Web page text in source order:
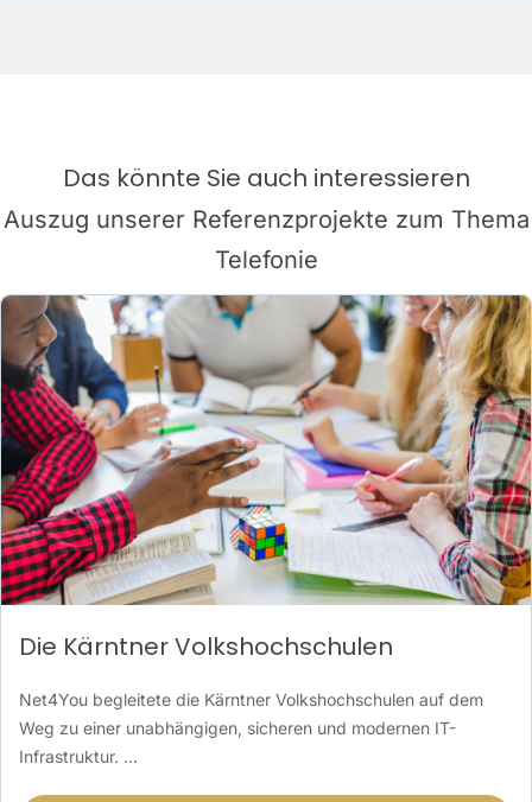
Das könnte Sie auch interessieren
Auszug unserer Referenzprojekte zum Thema
Telefonie
Die Kärntner Volkshochschulen
Net4You begleitete die Kärntner Volkshochschulen auf dem
Weg zu einer unabhängigen, sicheren und modernen IT-
Infrastruktur. ...